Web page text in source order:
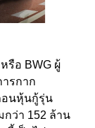
รือ BWG ผู้
รกาก
อนหุ้นกู้รุ่น
กว่า 152 ล้าน